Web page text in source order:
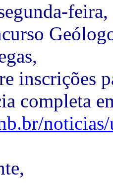
inscrições
completa
noticias/